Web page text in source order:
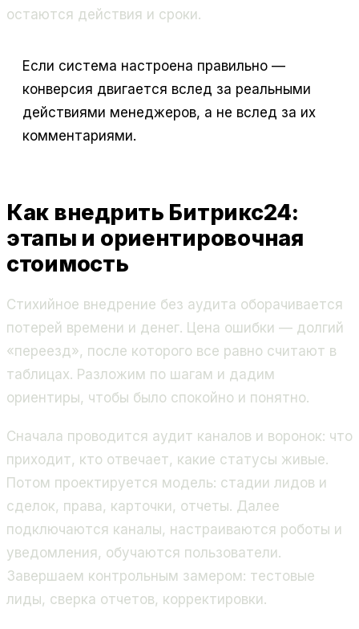
остаются действия и сроки.
Если система настроена правильно —
конверсия двигается вслед за реальными
действиями менеджеров, а не вслед за их
комментариями.
Как внедрить Битрикс24:
этапы и ориентировочная
стоимость
Стихийное внедрение без аудита оборачивается
потерей времени и денег. Цена ошибки — долгий
«переезд», после которого все равно считают в
таблицах. Разложим по шагам и дадим
ориентиры, чтобы было спокойно и понятно.
Сначала проводится аудит каналов и воронок: что
приходит, кто отвечает, какие статусы живые.
Потом проектируется модель: стадии лидов и
сделок, права, карточки, отчеты. Далее
подключаются каналы, настраиваются роботы и
уведомления, обучаются пользователи.
Завершаем контрольным замером: тестовые
лиды, сверка отчетов, корректировки.